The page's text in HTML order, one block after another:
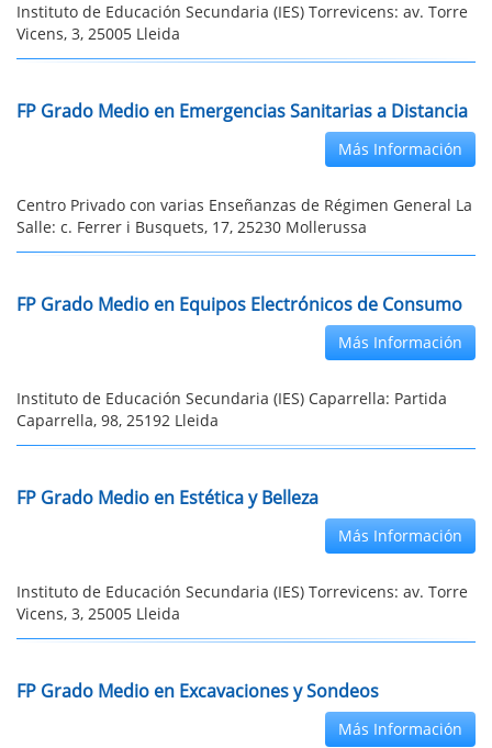
Instituto de Educación Secundaria (IES) Torrevicens: av. Torre
Vicens, 3, 25005 Lleida
FP Grado Medio en Emergencias Sanitarias a Distancia
Más Información
Centro Privado con varias Enseñanzas de Régimen General La
Salle: c. Ferrer i Busquets, 17, 25230 Mollerussa
FP Grado Medio en Equipos Electrónicos de Consumo
Más Información
Instituto de Educación Secundaria (IES) Caparrella: Partida
Caparrella, 98, 25192 Lleida
FP Grado Medio en Estética y Belleza
Más Información
Instituto de Educación Secundaria (IES) Torrevicens: av. Torre
Vicens, 3, 25005 Lleida
FP Grado Medio en Excavaciones y Sondeos
Más Información